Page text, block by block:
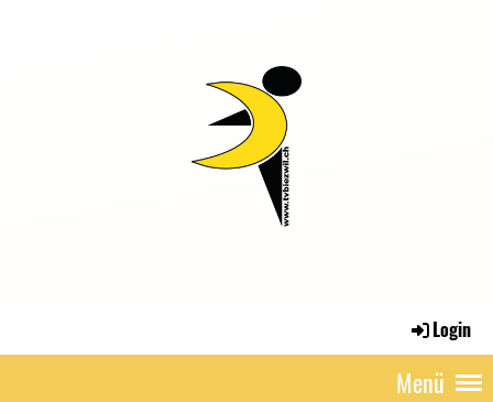
Login
Menü